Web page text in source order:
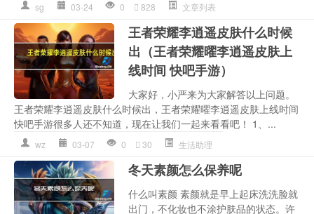
sg 03-24 0 828 文章列表
王者荣耀李逍遥皮肤什么时候
出（王者荣耀曜李逍遥皮肤上
线时间 快吧手游）
大家好，小严来为大家解答以上问题。
王者荣耀李逍遥皮肤什么时候出，王者荣耀曜李逍遥皮肤上线时间
快吧手游很多人还不知道，现在让我们一起来看看吧！ 1、...
wz 03-07 0 30 生活助理
冬天素颜怎么保养呢
什么叫素颜 素颜就是早上起床洗洗脸就
出门，不化妆也不涂护肤品的状态。许